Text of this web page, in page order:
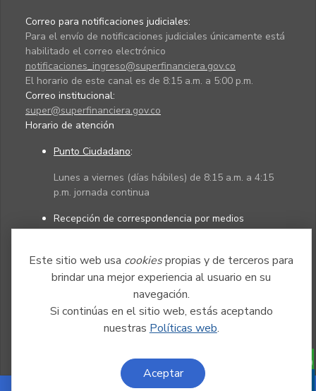
Este sitio web usa cookiespropias y de terceros para
brindar una mejor experiencia al usuario en su
navegación.
Si continúas en el sitio web, estás aceptando
nuestras Políticas web.
Aceptar
Correo para notificaciones judiciales:
Para el envío de notificaciones judiciales únicamente está
habilitado el correo electrónico
notificaciones_ingreso@superfinanciera.gov.co
El horario de este canal es de 8:15 a.m. a 5:00 p.m.
Correo institucional:
super@superfinanciera.gov.co
Horario de atención
Punto Ciudadano:
Lunes a viernes (días hábiles) de 8:15 a.m. a 4:15
p.m. jornada continua
Recepción de correspondencia por medios
electrónicos:
Lunes a viernes (días hábiles) de 8:15 a.m. a 4:45
p.m. jornada continua
Políticas Mapa del sitio